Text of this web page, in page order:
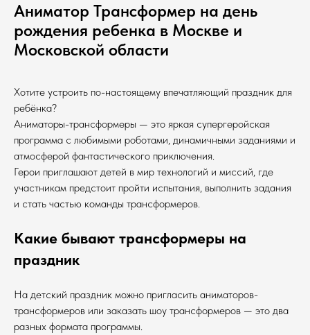
Аниматор Трансформер на день
рождения ребенка в Москве и
Московской области
Хотите устроить по-настоящему впечатляющий праздник для
ребёнка?
Аниматоры-трансформеры — это яркая супергеройская
программа с любимыми роботами, динамичными заданиями и
атмосферой фантастического приключения.
Герои приглашают детей в мир технологий и миссий, где
участникам предстоит пройти испытания, выполнить задания
и стать частью команды трансформеров.
Какие бывают трансформеры на
праздник
На детский праздник можно пригласить аниматоров-
трансформеров или заказать шоу трансформеров — это два
разных формата программы.